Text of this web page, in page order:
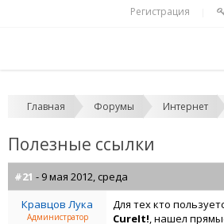
Регистрация
Главная Форумы Интернет
Полезные ссылки
#21 - 9 мая 2012, среда
Кравцов Лука
Администратор
Для тех кто
CureIt!, нашел